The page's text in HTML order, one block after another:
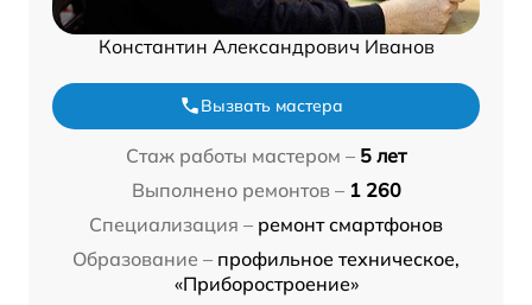
Константин Александрович Иванов
Вызвать мастера
Стаж работы мастером – 5 лет
Выполнено ремонтов – 1 260
Специализация – ремонт смартфонов
Образование – профильное техническое,
«Приборостроение»